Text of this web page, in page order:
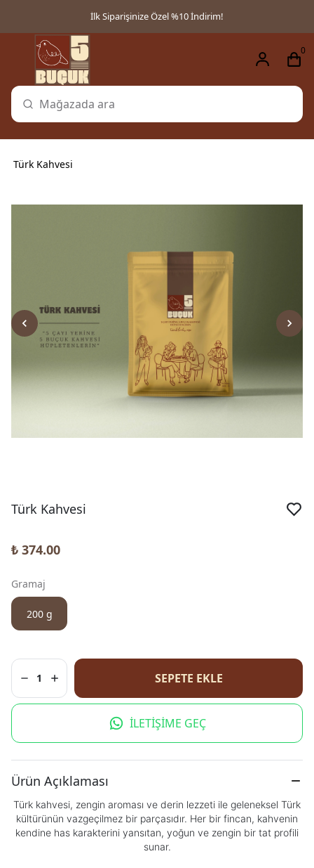
İlk Siparişinize Özel %10 İndirim!
0
Türk Kahvesi
Türk Kahvesi
₺ 374.00
Gramaj
200 g
1 SEPETE EKLE
İLETİŞİME GEÇ
Ürün Açıklaması
Türk kahvesi, zengin aroması ve derin lezzeti ile geleneksel Türk
kültürünün vazgeçilmez bir parçasıdır. Her bir fincan, kahvenin
kendine has karakterini yansıtan, yoğun ve zengin bir tat profili
sunar.